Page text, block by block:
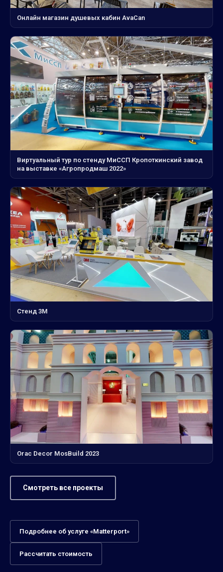
Онлайн магазин душевых кабин AvaCan
Виртуальный тур по стенду МиССП Кропоткинский завод
на выставке «Агропродмаш 2022»
Стенд 3М
Orac Decor MosBuild 2023
Смотреть все проекты
Подробнее об услуге «Matterport»
Рассчитать стоимость